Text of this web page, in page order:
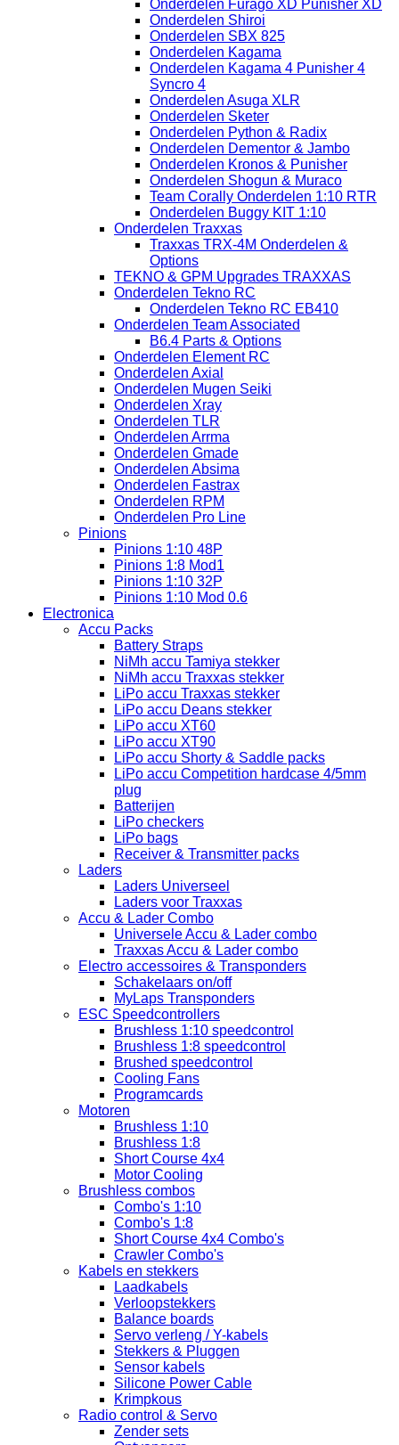
Onderdelen Furago XD Punisher XD
Onderdelen Shiroi
Onderdelen SBX 825
Onderdelen Kagama
Onderdelen Kagama 4 Punisher 4
Syncro 4
Onderdelen Asuga XLR
Onderdelen Sketer
Onderdelen Python & Radix
Onderdelen Dementor & Jambo
Onderdelen Kronos & Punisher
Onderdelen Shogun & Muraco
Team Corally Onderdelen 1:10 RTR
Onderdelen Buggy KIT 1:10
Onderdelen Traxxas
Traxxas TRX-4M Onderdelen &
Options
TEKNO & GPM Upgrades TRAXXAS
Onderdelen Tekno RC
Onderdelen Tekno RC EB410
Onderdelen Team Associated
B6.4 Parts & Options
Onderdelen Element RC
Onderdelen Axial
Onderdelen Mugen Seiki
Onderdelen Xray
Onderdelen TLR
Onderdelen Arrma
Onderdelen Gmade
Onderdelen Absima
Onderdelen Fastrax
Onderdelen RPM
Onderdelen Pro Line
Pinions
Pinions 1:10 48P
Pinions 1:8 Mod1
Pinions 1:10 32P
Pinions 1:10 Mod 0.6
Electronica
Accu Packs
Battery Straps
NiMh accu Tamiya stekker
NiMh accu Traxxas stekker
LiPo accu Traxxas stekker
LiPo accu Deans stekker
LiPo accu XT60
LiPo accu XT90
LiPo accu Shorty & Saddle packs
LiPo accu Competition hardcase 4/5mm
plug
Batterijen
LiPo checkers
LiPo bags
Receiver & Transmitter packs
Laders
Laders Universeel
Laders voor Traxxas
Accu & Lader Combo
Universele Accu & Lader combo
Traxxas Accu & Lader combo
Electro accessoires & Transponders
Schakelaars on/off
MyLaps Transponders
ESC Speedcontrollers
Brushless 1:10 speedcontrol
Brushless 1:8 speedcontrol
Brushed speedcontrol
Cooling Fans
Programcards
Motoren
Brushless 1:10
Brushless 1:8
Short Course 4x4
Motor Cooling
Brushless combos
Combo's 1:10
Combo's 1:8
Short Course 4x4 Combo's
Crawler Combo's
Kabels en stekkers
Laadkabels
Verloopstekkers
Balance boards
Servo verleng / Y-kabels
Stekkers & Pluggen
Sensor kabels
Silicone Power Cable
Krimpkous
Radio control & Servo
Zender sets